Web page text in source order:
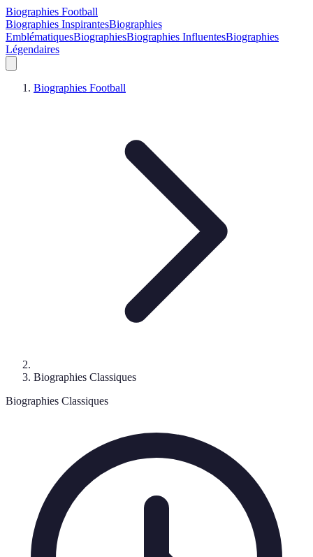
Biographies Football
Biographies InspirantesBiographies
EmblématiquesBiographiesBiographies InfluentesBiographies
Légendaires
Biographies Football
Biographies Classiques
Biographies Classiques